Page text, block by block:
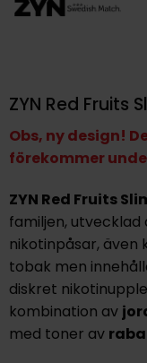
ZYN Red Fruits
Obs, ny design!
förekommer
ZYN Red Fruits
familjen, utvecklad
nikotinpåsar, även
tobak men
diskret
kombination av
med toner av